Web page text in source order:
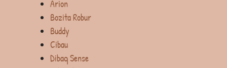
Arion
Bozita Robur
Buddy
Cibau
Dibaq Sense